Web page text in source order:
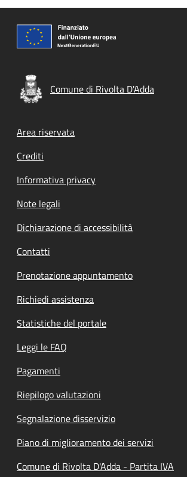
Comune di Rivolta D'Adda
Footer menu
Area riservata
Crediti
Informativa privacy
Note legali
Dichiarazione di accessibilità
Contatti
Prenotazione appuntamento
Richiedi assistenza
Statistiche del portale
Leggi le FAQ
Pagamenti
Riepilogo valutazioni
Segnalazione disservizio
Piano di miglioramento dei servizi
Comune di Rivolta D'Adda - Partita IVA